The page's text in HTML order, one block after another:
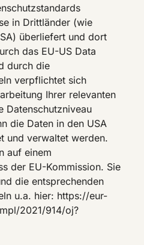
in Drittländer (wie
überliefert und dort
das EU-US Data
durch die
verpflichtet sich
Ihrer relevanten
Datenschutzniveau
die Daten in den USA
und verwaltet werden.
auf einem
der EU-Kommission. Sie
die entsprechenden
u.a. hier: https://eur-
2021/914/oj?